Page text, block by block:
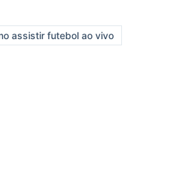
assistir futebol ao vivo